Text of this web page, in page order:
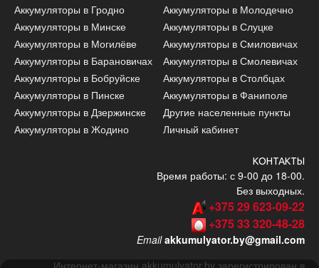
Аккумуляторы в Гродно
Аккумуляторы в Минске
Аккумуляторы в Могилёве
Аккумуляторы в Барановичах
Аккумуляторы в Бобруйске
Аккумуляторы в Пинске
Аккумуляторы в Дзержинске
Аккумуляторы в Жодино
Аккумуляторы в Молодечно
Аккумуляторы в Слуцке
Аккумуляторы в Смиловичах
Аккумуляторы в Смолевичах
Аккумуляторы в Столбцах
Аккумуляторы в Фаниполе
Другие населенные пункты
Личный кабинет
КОНТАКТЫ
Время работы: с 9-00 до 18-00.
Без выходных.
+375 29 623-09-22
+375 33 320-48-28
Email akkumulyator.by@gmail.com
Интернет-магазин akkumulyator.by зарегистрирован в